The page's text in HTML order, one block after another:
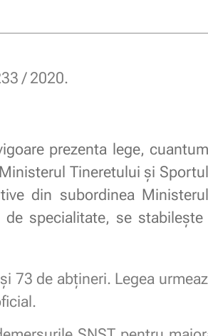
/ 2020.
prezenta lege,
Tineretului și
din subordinea
specialitate, se stabileşte
73 de abțineri. Legea